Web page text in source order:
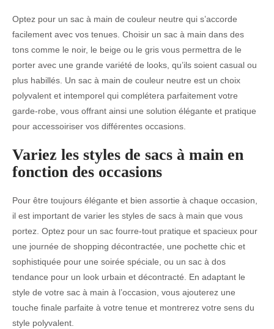
Optez pour un sac à main de couleur neutre qui s’accorde
facilement avec vos tenues. Choisir un sac à main dans des
tons comme le noir, le beige ou le gris vous permettra de le
porter avec une grande variété de looks, qu’ils soient casual ou
plus habillés. Un sac à main de couleur neutre est un choix
polyvalent et intemporel qui complétera parfaitement votre
garde-robe, vous offrant ainsi une solution élégante et pratique
pour accessoiriser vos différentes occasions.
Variez les styles de sacs à main en
fonction des occasions
Pour être toujours élégante et bien assortie à chaque occasion,
il est important de varier les styles de sacs à main que vous
portez. Optez pour un sac fourre-tout pratique et spacieux pour
une journée de shopping décontractée, une pochette chic et
sophistiquée pour une soirée spéciale, ou un sac à dos
tendance pour un look urbain et décontracté. En adaptant le
style de votre sac à main à l’occasion, vous ajouterez une
touche finale parfaite à votre tenue et montrerez votre sens du
style polyvalent.